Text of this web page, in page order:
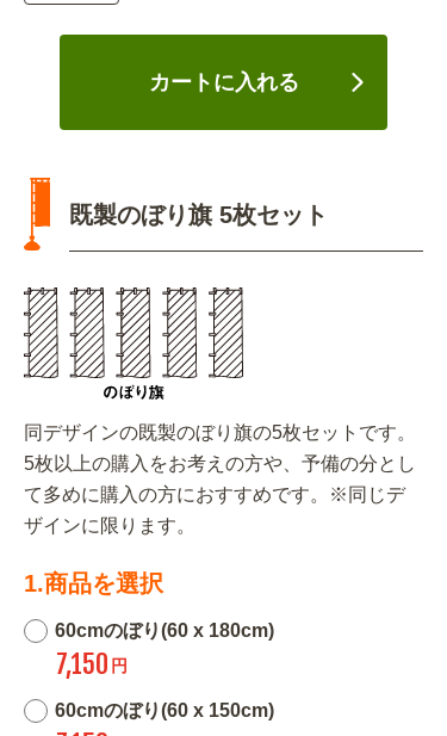
カートに入れる
既製のぼり旗 5枚セット
同デザインの既製のぼり旗の5枚セットです。
5枚以上の購入をお考えの方や、予備の分とし
て多めに購入の方におすすめです。※同じデ
ザインに限ります。
1.商品を選択
60cmのぼり(60 x 180cm)
7,150 円
60cmのぼり(60 x 150cm)